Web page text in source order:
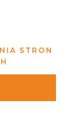
STRON